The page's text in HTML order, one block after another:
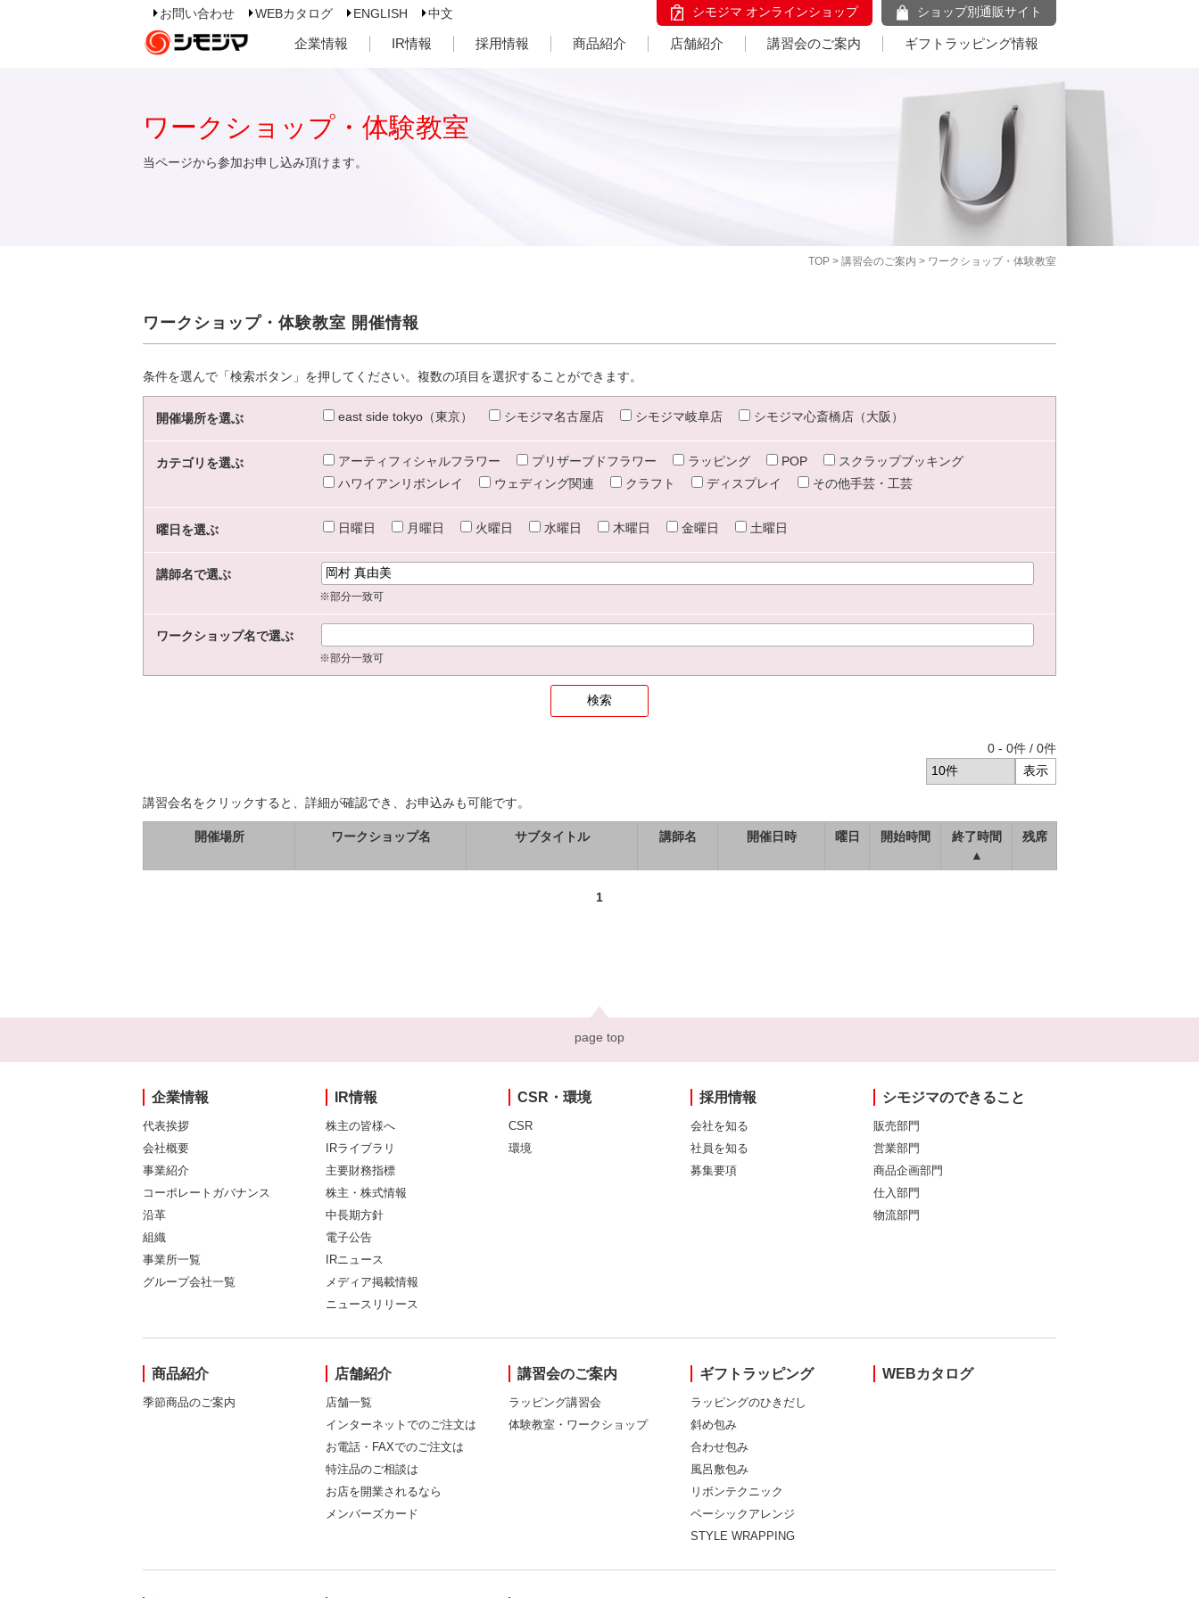
お問い合わせ WEBカタログ ENGLISH 中文 シモジマ オンラインショップ ショップ別通販サイト
企業情報 IR情報 採用情報 商品紹介 店舗紹介 講習会のご案内 ギフトラッピング情報
TOP > 講習会のご案内 > ワークショップ・体験教室
ワークショップ・体験教室
当ページから参加お申し込み頂けます。
ワークショップ・体験教室 開催情報
条件を選んで「検索ボタン」を押してください。複数の項目を選択することができます。
開催場所を選ぶ east side tokyo（東京） シモジマ名古屋店 シモジマ岐阜店 シモジマ心斎橋店（大阪）
カテゴリを選ぶ アーティフィシャルフラワー プリザーブドフラワー ラッピング POP
スクラップブッキング
ハワイアンリボンレイ
ウェディング関連 クラフト ディスプレイ その他手芸・工芸
曜日を選ぶ 日曜日 月曜日 火曜日 水曜日 木曜日 金曜日 土曜日
講師名で選ぶ
※部分一致可
ワークショップ名で選ぶ
※部分一致可
0 - 0件 / 0件
講習会名をクリックすると、詳細が確認でき、お申込みも可能です。
開催場所 ワークショップ名 サブタイトル 講師名 開催日時 曜日 開始時間
終了時間
▲
残席
1
page top
企業情報
代表挨拶
会社概要
事業紹介
コーポレートガバナンス
沿革
組織
事業所一覧
グループ会社一覧
IR情報
株主の皆様へ
IRライブラリ
主要財務指標
株主・株式情報
中長期方針
電子公告
IRニュース
メディア掲載情報
ニュースリリース
CSR・環境
CSR
環境
採用情報
会社を知る
社員を知る
募集要項
シモジマのできること
販売部門
営業部門
商品企画部門
仕入部門
物流部門
商品紹介
季節商品のご案内
店舗紹介
店舗一覧
インターネットでのご注文は
お電話・FAXでのご注文は
特注品のご相談は
お店を開業されるなら
メンバーズカード
講習会のご案内
ラッピング講習会
体験教室・ワークショップ
ギフトラッピング
ラッピングのひきだし
斜め包み
合わせ包み
風呂敷包み
リボンテクニック
ベーシックアレンジ
STYLE WRAPPING
WEBカタログ